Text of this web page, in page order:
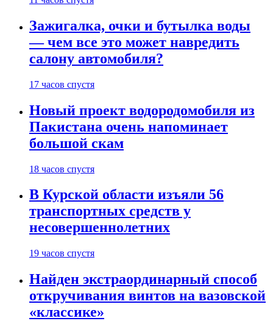
Зажигалка, очки и бутылка воды
— чем все это может навредить
салону автомобиля?
17 часов спустя
Новый проект водородомобиля из
Пакистана очень напоминает
большой скам
18 часов спустя
В Курской области изъяли 56
транспортных средств у
несовершеннолетних
19 часов спустя
Найден экстраординарный способ
откручивания винтов на вазовской
«классике»